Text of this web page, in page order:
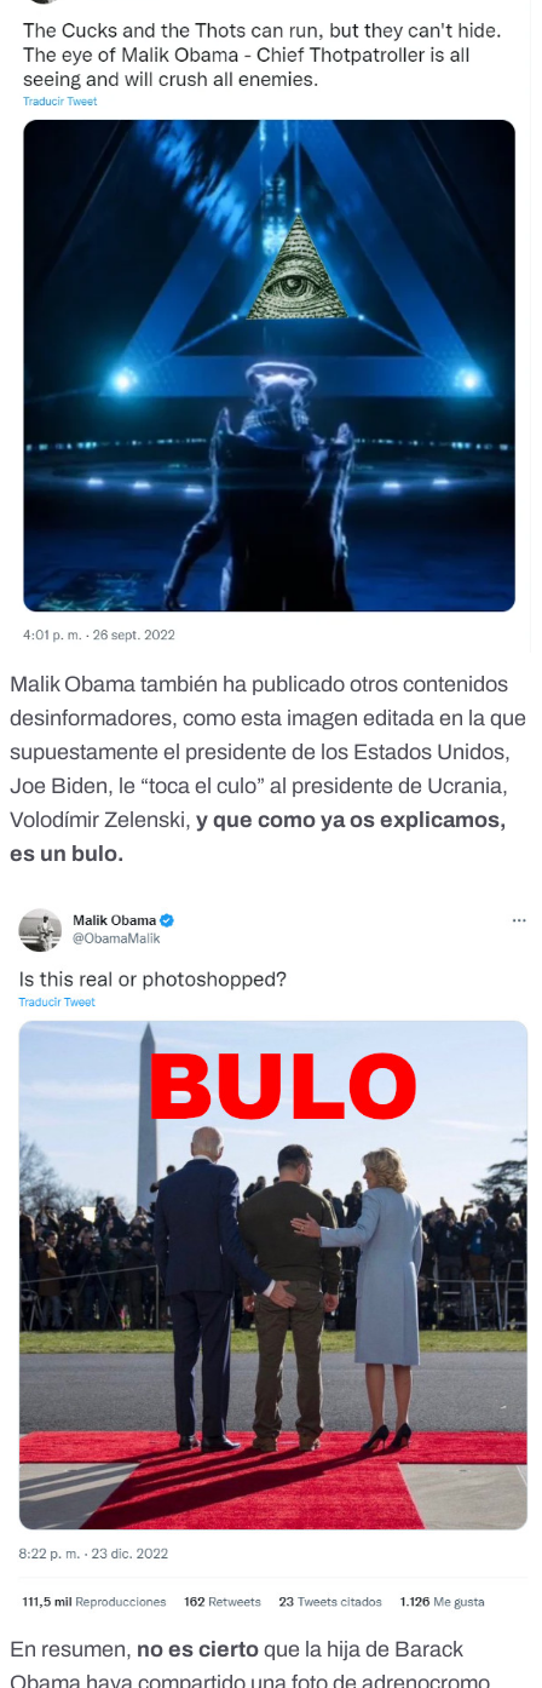
Malik Obama también ha publicado otros contenidos
desinformadores, como esta imagen editada en la que
supuestamente el presidente de los Estados Unidos,
Joe Biden, le “toca el culo” al presidente de Ucrania,
Volodímir Zelenski, y que como ya os explicamos,
es un bulo.
En resumen, no es cierto que la hija de Barack
Obama haya compartido una foto de adrenocromo